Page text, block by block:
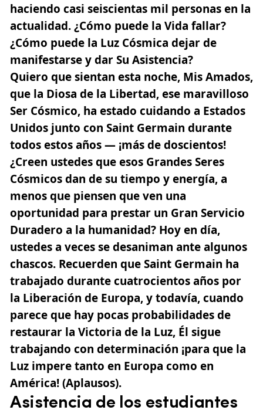
haciendo casi seiscientas mil personas en la
actualidad. ¿Cómo puede la Vida fallar?
¿Cómo puede la Luz Cósmica dejar de
manifestarse y dar Su Asistencia?
Quiero que sientan esta noche, Mis Amados,
que la Diosa de la Libertad, ese maravilloso
Ser Cósmico, ha estado cuidando a Estados
Unidos junto con Saint Germain durante
todos estos años — ¡más de doscientos!
¿Creen ustedes que esos Grandes Seres
Cósmicos dan de su tiempo y energía, a
menos que piensen que ven una
oportunidad para prestar un Gran Servicio
Duradero a la humanidad? Hoy en día,
ustedes a veces se desaniman ante algunos
chascos. Recuerden que Saint Germain ha
trabajado durante cuatrocientos años por
la Liberación de Europa, y todavía, cuando
parece que hay pocas probabilidades de
restaurar la Victoria de la Luz, Él sigue
trabajando con determinación ¡para que la
Luz impere tanto en Europa como en
América! (Aplausos).
Asistencia de los estudiantes